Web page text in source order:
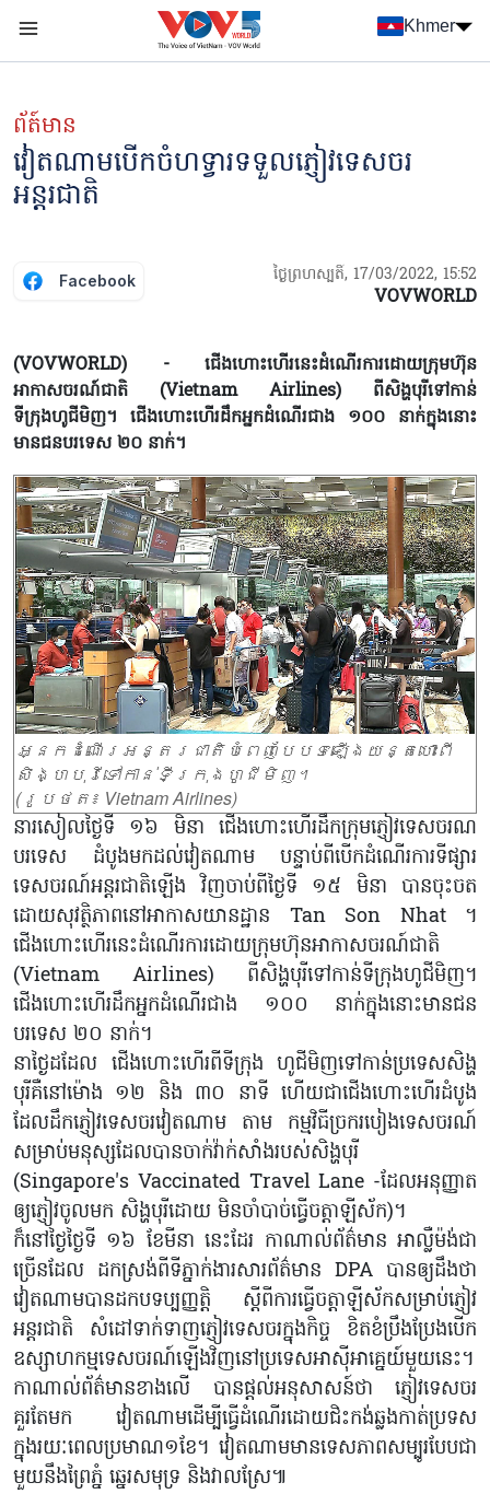
Nhảy đến nội dung
Khmer
ព័ត៍មាន
វៀតណាមបើកចំហទ្វារទទួលភ្ញៀវទេសចរ
អន្តរជាតិ
Facebook ថ្ងៃព្រហស្បតិ៍, 17/03/2022, 15:52
VOVWORLD
(VOVWORLD) - ជើងហោះហើរនេះដំណើរការដោយក្រុមហ៊ុន
អាកាសចរណ៍ជាតិ (Vietnam Airlines) ពីសិង្ហបុរីទៅកាន់
ទីក្រុងហូជីមិញ។ ជើងហោះហើរដឹកអ្នកដំណើរជាង ១០០ នាក់ក្នុងនោះ
មានជនបរទេស ២០ នាក់។
អ្នកដំណើរអន្តរជាតិបំពេញបែបទឡើងយន្តហោះពី
សិង្ហបុរីទៅកាន់ទីក្រុងហូជីមិញ។
(រូបថត៖ Vietnam Airlines)
នារសៀលថ្ងៃទី ១៦ មិនា ជើងហោះហើរដឹកក្រុមភ្ញៀវទេសចរណ
បរទេស ដំបូងមកដល់វៀតណាម បន្ទាប់ពីបើកដំណើរការទីផ្សារ
ទេសចរណ៍អន្តរជាតិឡើង វិញចាប់ពីថ្ងៃទី ១៥ មិនា បានចុះចត
ដោយសុវត្ថិភាពនៅអាកាសយានដ្ឋាន Tan Son Nhat ។
ជើងហោះហើរនេះដំណើរការដោយក្រុមហ៊ុនអាកាសចរណ៍ជាតិ
(Vietnam Airlines) ពីសិង្ហបុរីទៅកាន់ទីក្រុងហូជីមិញ។
ជើងហោះហើរដឹកអ្នកដំណើរជាង ១០០ នាក់ក្នុងនោះមានជន
បរទេស ២០ នាក់។
នាថ្ងៃដដែល ជើងហោះហើរពីទីក្រុង ហូជីមិញទៅកាន់ប្រទេសសិង្ហ
បុរីគឺនៅម៉ោង ១២ និង ៣០ នាទី ហើយជាជើងហោះហើរដំបូង
ដែលដឹកភ្ញៀវទេសចរវៀតណាម តាម កម្មវិធីច្រករបៀងទេសចរណ៍
សម្រាប់មនុស្សដែលបានចាក់វ៉ាក់សាំងរបស់សិង្ហបុរី
(Singapore's Vaccinated Travel Lane -ដែលអនុញ្ញាត
ឲ្យភ្ញៀវចូលមក សិង្ហបុរីដោយ មិនចាំបាច់ធ្វើចត្តាឡីស័ក)។
ក៏នៅថ្ងៃថ្ងៃទី ១៦ ខែមីនា នេះដែរ កាណាល់ព័ត៌មាន អាល្លឺម៉ង់ជា
ច្រើនដែល ដកស្រង់ពីទីភ្នាក់ងារសារព័ត៌មាន DPA បានឲ្យដឹងថា
វៀតណាមបានដកបទប្បញ្ញត្តិ ស្ដីពីការធ្វើចត្តាឡីស័កសម្រាប់ភ្ញៀវ
អន្តរជាតិ សំដៅទាក់ទាញភ្ញៀវទេសចរក្នុងកិច្ច ខិតខំប្រឹងប្រែងបើក
ឧស្សាហកម្មទេសចរណ៍ឡើងវិញនៅប្រទេសអាស៊ីអាគ្នេយ៍មួយនេះ។
កាណាល់ព័ត៌មានខាងលើ បានផ្ដល់អនុសាសន៍ថា ភ្ញៀវទេសចរ
គួរតែមក វៀតណាមដើម្បីធ្វើដំណើរដោយជិះកង់ឆ្លងកាត់ប្រទស
ក្នុងរយៈពេលប្រមាណ១ខែ។ វៀតណាមមានទេសភាពសម្បូរបែបជា
មួយនឹងព្រៃភ្នំ ឆ្នេរសមុទ្រ និងវាលស្រែ៕